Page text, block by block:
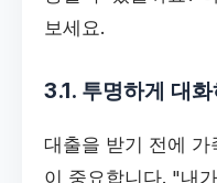
보세요.
3.1. 투명하게 대화
대출을 받기 전에 가
이 중요합니다. "내